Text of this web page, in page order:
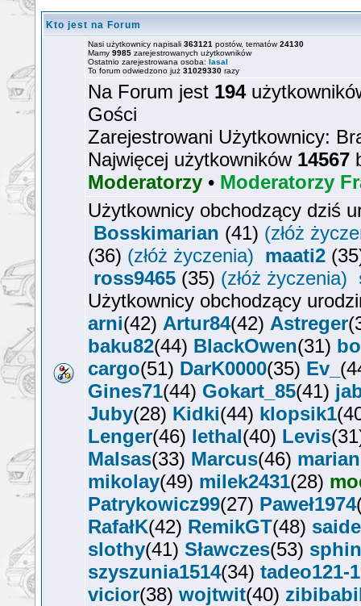
Kto jest na Forum
Nasi użytkownicy napisali 363121 postów, tematów24130
Mamy 9985 zarejestrowanych użytkowników
Ostatnio zarejestrowana osoba: lasal
To forum odwiedzono już 31029330 razy
Na Forum jest 194
Gości
Zarejestrowani Użytkownicy:
Najwięcej użytkowników 14567
Moderatorzy • Moderatorzy
Użytkownicy obchodzący dziś
Bosskimarian (41) (złóż
(36) (złóż życzenia) maati2
ross9465 (35) (złóż życzenia)
Użytkownicy obchodzący
arni(42) Artur84(42) Astreger
baku82(44) BlackOwen(31)
cargo(51) DarK0000(35) Ev_
Gines71(44) Gokart_85(41)
Juby(28) Kidki(44) klopsik1
Lenger(46) lethal(40) Levis
Malsas(33) Marcus(46) marian
mikolay(49) milek2431(28)
Patrykowicz99(27) Paweł1974
RafałK(42) RemikGT(48)
slothy(41) Sławczes(53)
szyszunia1514(34) tadeo121-
vicior(38) wojtwit(40)